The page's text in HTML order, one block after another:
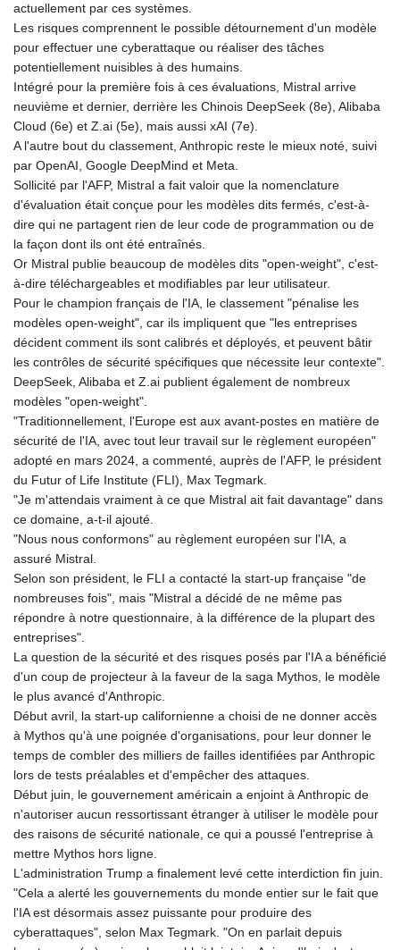
actuellement par ces systèmes.
Les risques comprennent le possible détournement d'un modèle
pour effectuer une cyberattaque ou réaliser des tâches
potentiellement nuisibles à des humains.
Intégré pour la première fois à ces évaluations, Mistral arrive
neuvième et dernier, derrière les Chinois DeepSeek (8e), Alibaba
Cloud (6e) et Z.ai (5e), mais aussi xAI (7e).
A l'autre bout du classement, Anthropic reste le mieux noté, suivi
par OpenAI, Google DeepMind et Meta.
Sollicité par l'AFP, Mistral a fait valoir que la nomenclature
d'évaluation était conçue pour les modèles dits fermés, c'est-à-
dire qui ne partagent rien de leur code de programmation ou de
la façon dont ils ont été entraînés.
Or Mistral publie beaucoup de modèles dits "open-weight", c'est-
à-dire téléchargeables et modifiables par leur utilisateur.
Pour le champion français de l'IA, le classement "pénalise les
modèles open-weight", car ils impliquent que "les entreprises
décident comment ils sont calibrés et déployés, et peuvent bâtir
les contrôles de sécurité spécifiques que nécessite leur contexte".
DeepSeek, Alibaba et Z.ai publient également de nombreux
modèles "open-weight".
"Traditionnellement, l'Europe est aux avant-postes en matière de
sécurité de l'IA, avec tout leur travail sur le règlement européen"
adopté en mars 2024, a commenté, auprès de l'AFP, le président
du Futur of Life Institute (FLI), Max Tegmark.
"Je m'attendais vraiment à ce que Mistral ait fait davantage" dans
ce domaine, a-t-il ajouté.
"Nous nous conformons" au règlement européen sur l'IA, a
assuré Mistral.
Selon son président, le FLI a contacté la start-up française "de
nombreuses fois", mais "Mistral a décidé de ne même pas
répondre à notre questionnaire, à la différence de la plupart des
entreprises".
La question de la sécurité et des risques posés par l'IA a bénéficié
d'un coup de projecteur à la faveur de la saga Mythos, le modèle
le plus avancé d'Anthropic.
Début avril, la start-up californienne a choisi de ne donner accès
à Mythos qu'à une poignée d'organisations, pour leur donner le
temps de combler des milliers de failles identifiées par Anthropic
lors de tests préalables et d'empêcher des attaques.
Début juin, le gouvernement américain a enjoint à Anthropic de
n'autoriser aucun ressortissant étranger à utiliser le modèle pour
des raisons de sécurité nationale, ce qui a poussé l'entreprise à
mettre Mythos hors ligne.
L'administration Trump a finalement levé cette interdiction fin juin.
"Cela a alerté les gouvernements du monde entier sur le fait que
l'IA est désormais assez puissante pour produire des
cyberattaques", selon Max Tegmark. "On en parlait depuis